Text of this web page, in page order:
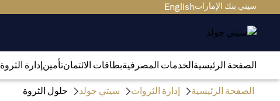
سيتي بنك الإماراتEnglish
الصفحة الرئيسيةالخدمات المصرفيةبطاقات الائتمانتأمينإدارة الثروة
الصفحة الرئيسية إدارة الثروات سيتي جولد حلول الثروة